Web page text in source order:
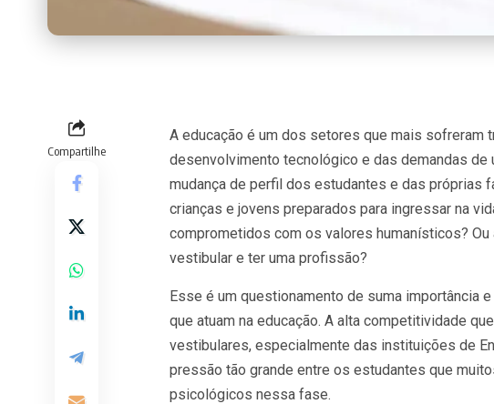
Compartilhe
A educação é um dos setores que mais sofreram
desenvolvimento tecnológico e das demandas
mudança de perfil dos estudantes e das próprias
crianças e jovens preparados para ingressar na
comprometidos com os valores humanísticos?
vestibular e ter uma profissão?
Esse é um questionamento de suma importância
que atuam na educação. A alta competitividade
vestibulares, especialmente das instituições de
pressão tão grande entre os estudantes que
psicológicos nessa fase.